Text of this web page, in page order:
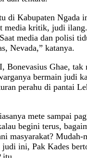
di Kabupaten Ngada
media kritik, judi
media dan polisi
Nevada,” katanya.
Bonevasius Ghae, tak
bermain judi
perahu di pantai
mete sampai
begini terus,
masyarakat? Mudah-
judi ini, Pak Kades